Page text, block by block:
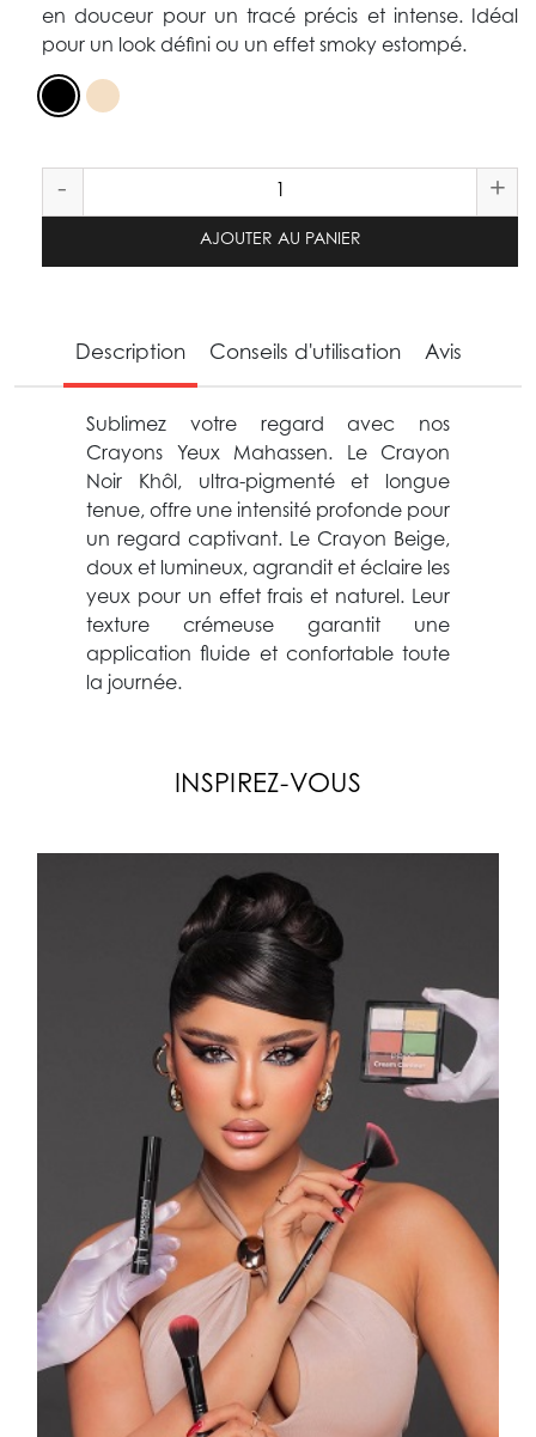
en douceur pour un tracé précis et intense. Idéal
pour un look défini ou un effet smoky estompé.
- +
AJOUTER AU PANIER
Description Conseils d'utilisation Avis
Sublimez votre regard avec nos
Crayons Yeux Mahassen. Le Crayon
Noir Khôl, ultra-pigmenté et longue
tenue, offre une intensité profonde pour
un regard captivant. Le Crayon Beige,
doux et lumineux, agrandit et éclaire les
yeux pour un effet frais et naturel. Leur
texture crémeuse garantit une
application fluide et confortable toute
la journée.
INSPIREZ-VOUS